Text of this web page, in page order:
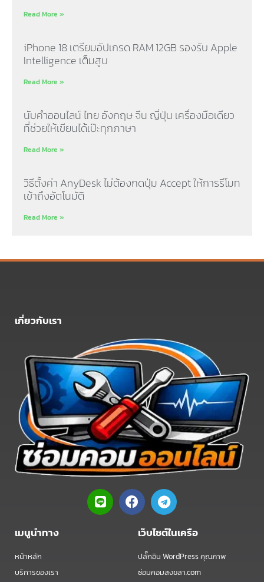
Read More »
iPhone 18 เตรียมอัปเกรด RAM 12GB รองรับ Apple
Intelligence เต็มสูบ
Read More »
นับคำออนไลน์ ไทย อังกฤษ จีน ญี่ปุ่น เครื่องมือเดียว
ที่ช่วยให้เขียนได้เป๊ะทุกภาษา
Read More »
วิธีตั้งค่า AnyDesk ไม่ต้องกดปุ่ม Accept ให้การรีโมท
เข้าถึงอัตโนมัติ
Read More »
เกี่ยวกับเรา
L
i
n
F
a
c
o
o
T
e
l
e
r
a
เมนูนำทาง
หน้าหลัก
บริการของเรา
เว็บไซต์ในเครือ
ปลั๊กอิน WordPress คุณภาพ
ซ่อมคอมสงขลา.com